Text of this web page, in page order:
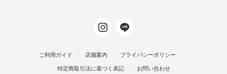
ご利用ガイド 店舗案内 プライバシーポリシー
特定商取引法に基づく表記 お問い合わせ